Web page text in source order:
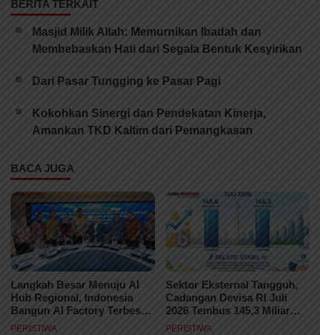
BERITA TERKAIT
Masjid Milik Allah: Memurnikan Ibadah dan
Membebaskan Hati dari Segala Bentuk Kesyirikan
Dari Pasar Tungging ke Pasar Pagi
Kokohkan Sinergi dan Pendekatan Kinerja,
Amankan TKD Kaltim dari Pemangkasan
BACA JUGA
Langkah Besar Menuju AI
Hub Regional, Indonesia
Bangun AI Factory Terbesar
di ASEAN
PERISTIWA
Sektor Eksternal Tangguh,
Cadangan Devisa RI Juli
2026 Tembus 145,3 Miliar
Dolar AS
PERISTIWA